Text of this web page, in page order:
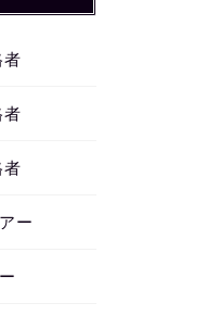
者
者
者
ー